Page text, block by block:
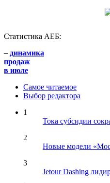
Статистика АЕБ:
– динамика
продаж
в июле
Самое читаемое
Выбор редактора
1
Тока субсидии
2
Новые модели
3
Jetour Dashing